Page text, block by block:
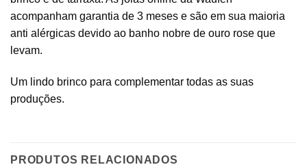
acompanham garantia de 3 meses e são em sua maioria
anti alérgicas devido ao banho nobre de ouro rose que
levam.
Um lindo brinco para complementar todas as suas
produções.
PRODUTOS RELACIONADOS